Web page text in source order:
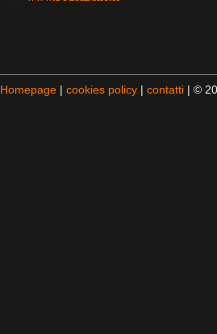
Homepage | cookies policy | contatti | ©